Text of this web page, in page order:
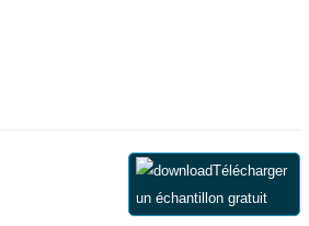
Télécharger
un échantillon gratuit